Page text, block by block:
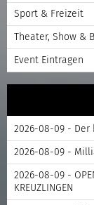
Sport & Freizeit
Theater, Show &
Event Eintragen
2026-08-09 - Der
2026-08-09 -
2026-08-09 -
KREUZLINGEN